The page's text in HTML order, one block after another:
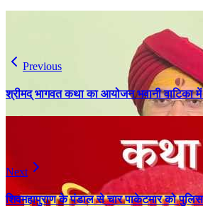
Previous
श्रीमद् भागवत कथा का आयोजन भवानी वाटिका
Next
शिवमहापुराण के पंडाल से चार पाकेटमार को पुलिस